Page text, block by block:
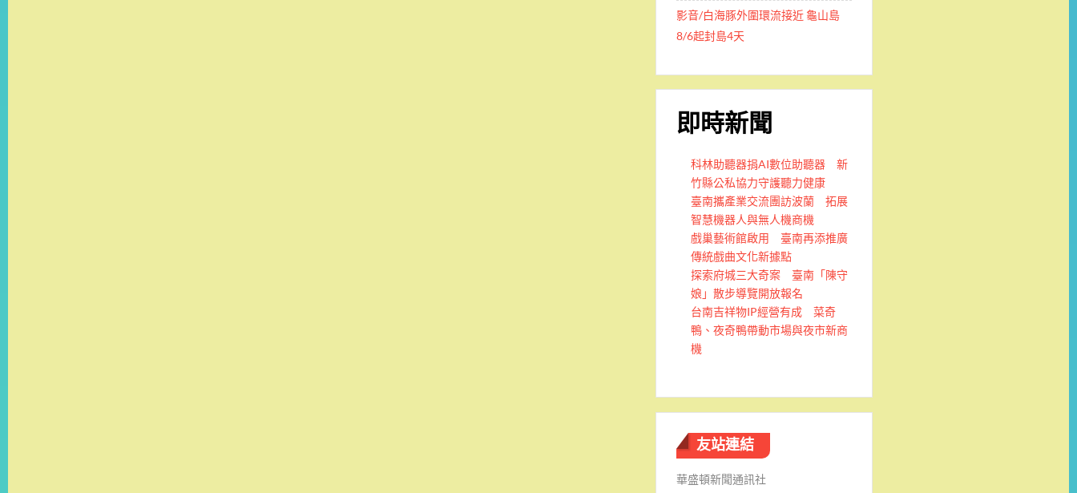
影音/白海豚外圍環流接近 龜山島
8/6起封島4天
即時新聞
科林助聽器捐AI數位助聽器 新
竹縣公私協力守護聽力健康
臺南攜產業交流團訪波蘭 拓展
智慧機器人與無人機商機
戲巢藝術館啟用 臺南再添推廣
傳統戲曲文化新據點
探索府城三大奇案 臺南「陳守
娘」散步導覽開放報名
台南吉祥物IP經營有成 菜奇
鴨、夜奇鴨帶動市場與夜市新商
機
友站連結
華盛頓新聞通訊社